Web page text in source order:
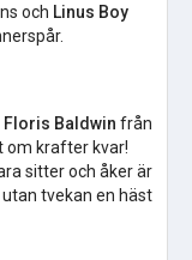
och Linus Boy
Floris Baldwin från
om krafter kvar!
sitter och åker är
utan tvekan en häst